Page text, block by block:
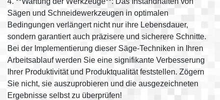
Sägen und Schneidewerkzeugen in optimalen
Bedingungen verlängert nicht nur ihre Lebensdauer,
sondern garantiert auch präzisere und sicherere Schnitte.
Bei der Implementierung dieser Säge-Techniken in Ihren
Arbeitsablauf werden Sie eine signifikante Verbesserung
Ihrer Produktivität und Produktqualität feststellen. Zögern
Sie nicht, sie auszuprobieren und die ausgezeichneten
Ergebnisse selbst zu überprüfen!